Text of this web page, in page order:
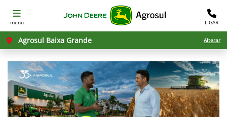
menu LIGAR
Agrosul Baixa Grande Alterar